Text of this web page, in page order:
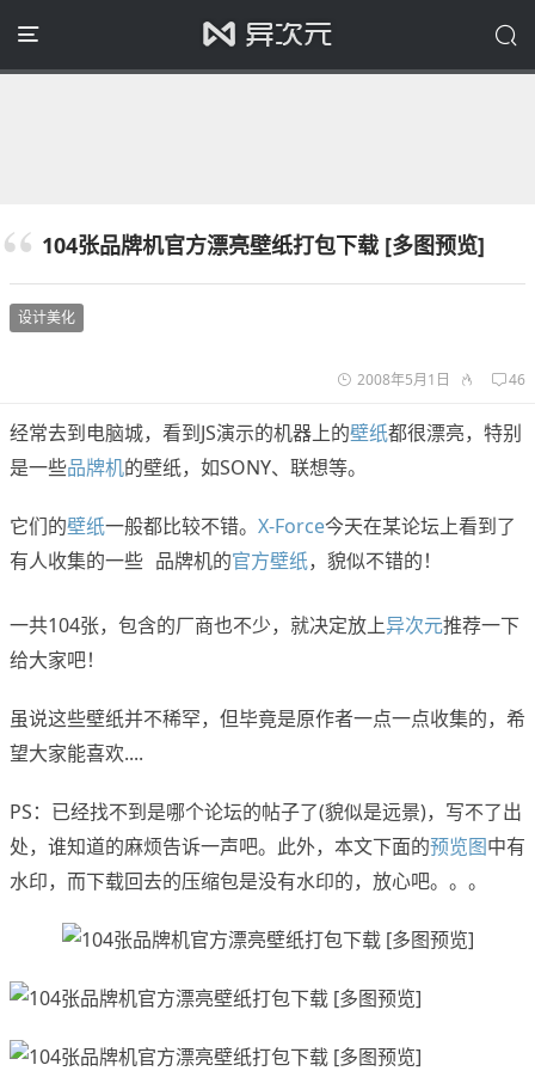
104张品牌机官方漂亮壁纸打包下载 [多图预览]
设计美化
2008年5月1日 46
经常去到电脑城，看到JS演示的机器上的壁纸都很漂亮，特别
是一些品牌机的壁纸，如SONY、联想等。
它们的壁纸一般都比较不错。 X-Force今天在某论坛上看到了
有人收集的一些 品牌机的官方壁纸，貌似不错的！
一共104张，包含的厂商也不少，就决定放上异次元推荐一下
给大家吧！
虽说这些壁纸并不稀罕，但毕竟是原作者一点一点收集的，希
望大家能喜欢....
PS：已经找不到是哪个论坛的帖子了(貌似是远景)，写不了出
处，谁知道的麻烦告诉一声吧。此外，本文下面的预览图中有
水印，而下载回去的压缩包是没有水印的，放心吧。。。